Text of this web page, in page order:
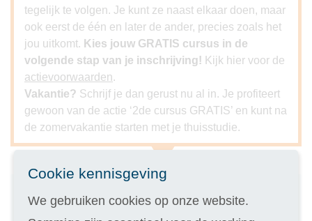
tegelijk te volgen. Je kunt ze naast elkaar doen, maar
ook eerst de één en later de ander, precies zoals het
jou uitkomt. Kies jouw GRATIS cursus in de
volgende stap van je inschrijving! Kijk hier voor de
actievoorwaarden.
Vakantie? Schrijf je dan gerust nu al in. Je profiteert
gewoon van de actie ‘2de cursus GRATIS’ en kunt na
de zomervakantie starten met je thuisstudie.
Inschrijven
Cookie kennisgeving
We gebruiken cookies op onze website.